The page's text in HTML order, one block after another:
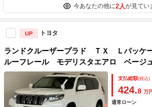
今あなたの他に2人が見てい
UP トヨタ
ランドクルーザープラド ＴＸ Ｌパッ
ルーフレール モデリスタエアロ ベージ
Ｏオープンカントリー スペアタイヤ 純
ーダークルーズ ＴＶキャンセラー シー
ー バックカメラ
支払総額(税込)
424.8 万円
通常ローン